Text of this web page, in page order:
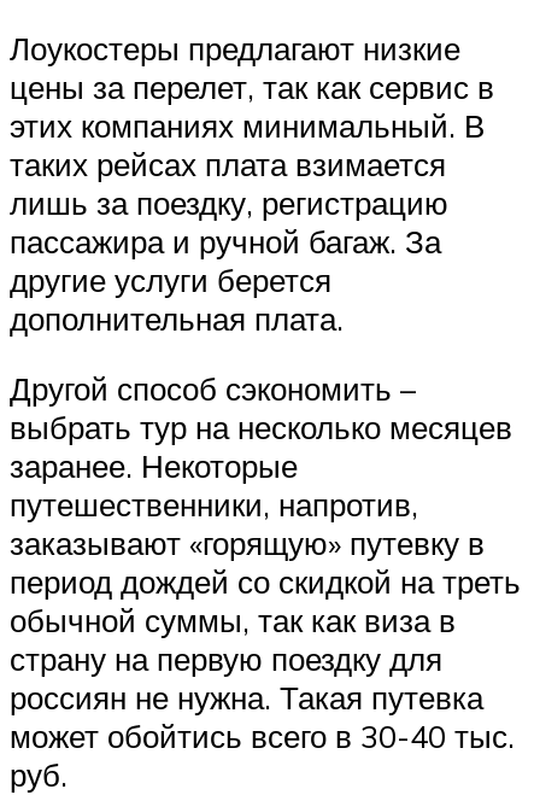
Лоукостеры предлагают низкие
цены за перелет, так как сервис в
этих компаниях минимальный. В
таких рейсах плата взимается
лишь за поездку, регистрацию
пассажира и ручной багаж. За
другие услуги берется
дополнительная плата.
Другой способ сэкономить –
выбрать тур на несколько месяцев
заранее. Некоторые
путешественники, напротив,
заказывают «горящую» путевку в
период дождей со скидкой на треть
обычной суммы, так как виза в
страну на первую поездку для
россиян не нужна. Такая путевка
может обойтись всего в 30-40 тыс.
руб.